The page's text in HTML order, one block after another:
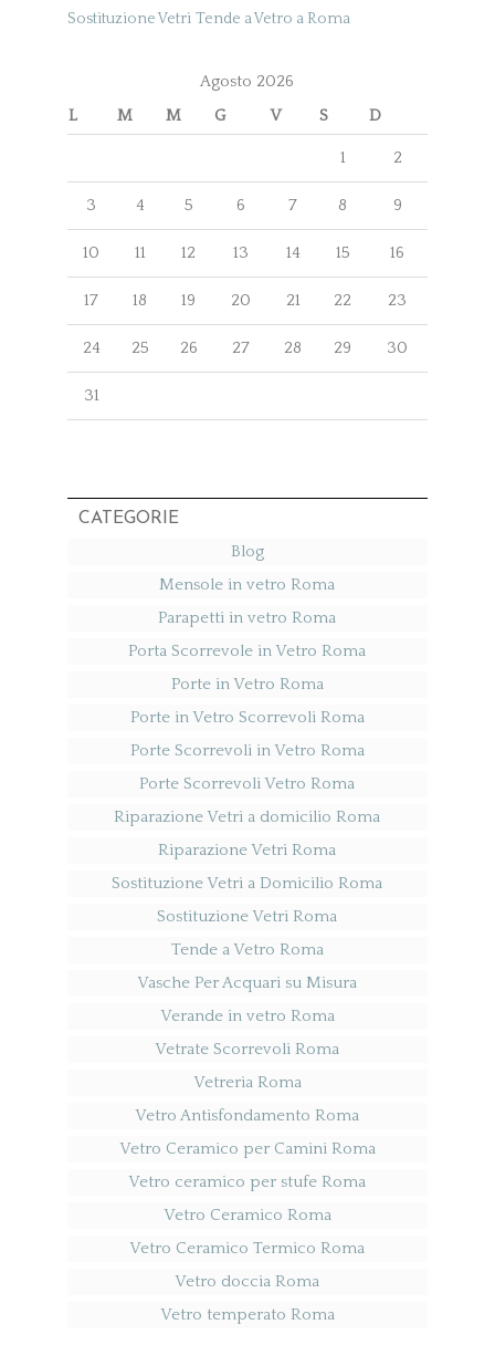
Sostituzione Vetri Tende a Vetro a Roma
Agosto 2026
L
M M G V S D
1 2
3 4 5 6 7 8 9
10 11 12 13 14 15 16
17 18 19 20 21 22 23
24 25 26 27 28 29 30
31
CATEGORIE
Blog
Mensole in vetro Roma
Parapetti in vetro Roma
Porta Scorrevole in Vetro Roma
Porte in Vetro Roma
Porte in Vetro Scorrevoli Roma
Porte Scorrevoli in Vetro Roma
Porte Scorrevoli Vetro Roma
Riparazione Vetri a domicilio Roma
Riparazione Vetri Roma
Sostituzione Vetri a Domicilio Roma
Sostituzione Vetri Roma
Tende a Vetro Roma
Vasche Per Acquari su Misura
Verande in vetro Roma
Vetrate Scorrevoli Roma
Vetreria Roma
Vetro Antisfondamento Roma
Vetro Ceramico per Camini Roma
Vetro ceramico per stufe Roma
Vetro Ceramico Roma
Vetro Ceramico Termico Roma
Vetro doccia Roma
Vetro temperato Roma